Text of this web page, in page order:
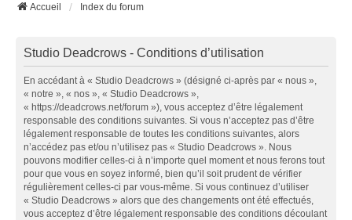
Accueil Index du forum
Studio Deadcrows - Conditions d’utilisation
En accédant à « Studio Deadcrows » (désigné ci-après par « nous »,
« notre », « nos », « Studio Deadcrows »,
« https://deadcrows.net/forum »), vous acceptez d’être légalement
responsable des conditions suivantes. Si vous n’acceptez pas d’être
légalement responsable de toutes les conditions suivantes, alors
n’accédez pas et/ou n’utilisez pas « Studio Deadcrows ». Nous
pouvons modifier celles-ci à n’importe quel moment et nous ferons tout
pour que vous en soyez informé, bien qu’il soit prudent de vérifier
régulièrement celles-ci par vous-même. Si vous continuez d’utiliser
« Studio Deadcrows » alors que des changements ont été effectués,
vous acceptez d’être légalement responsable des conditions découlant